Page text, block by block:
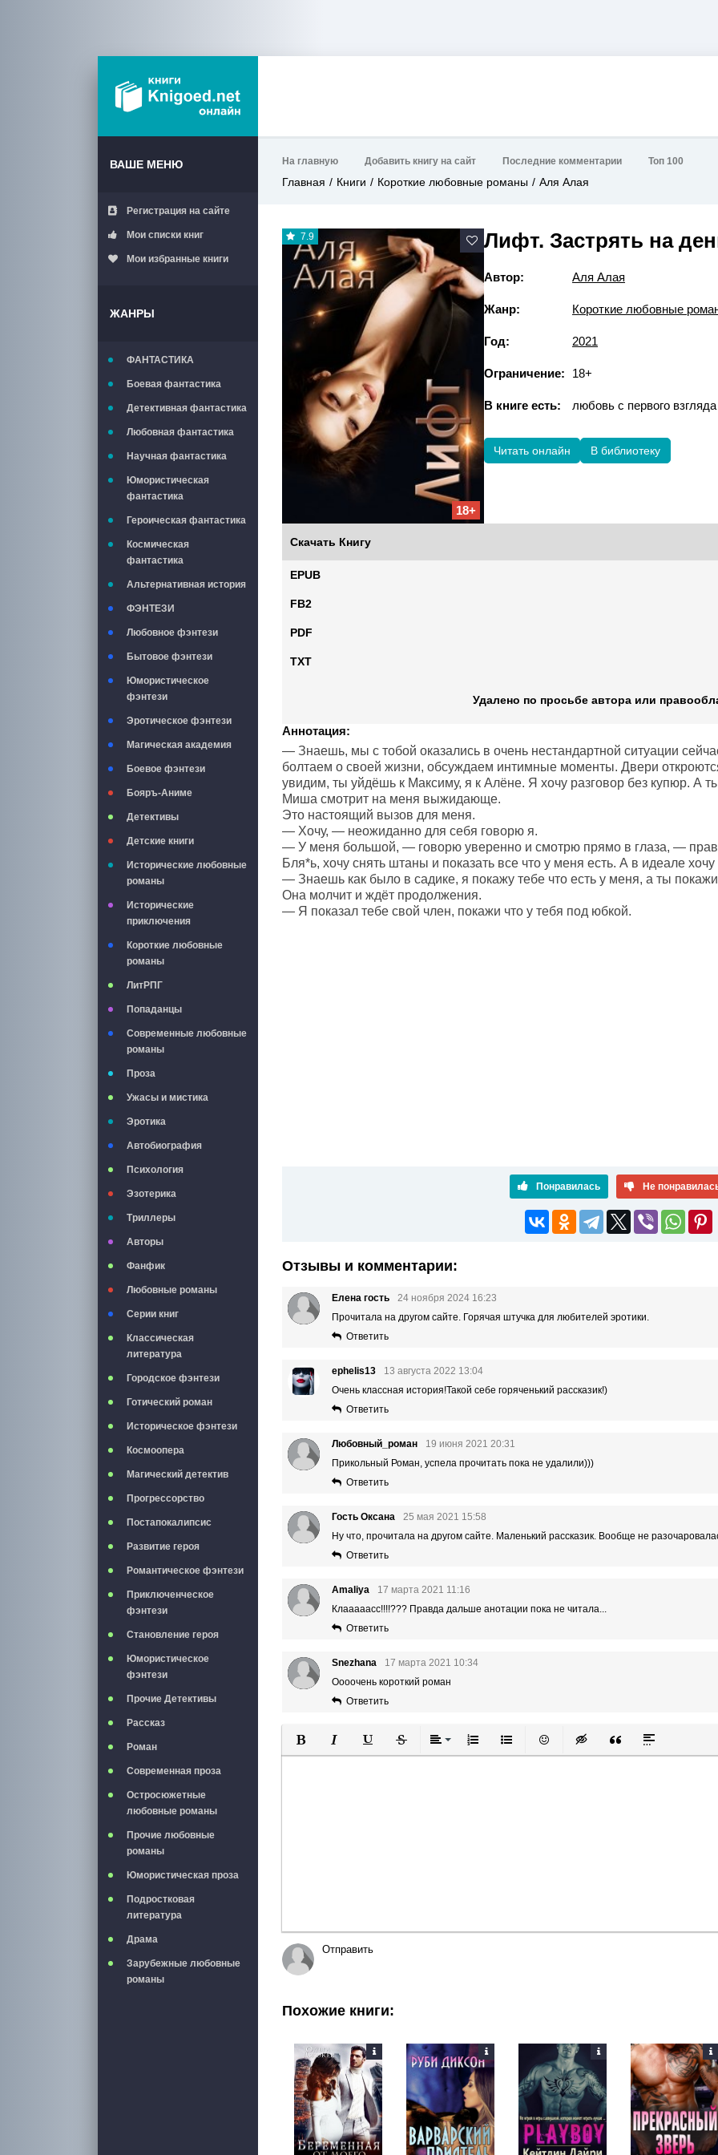
ВАШЕ МЕНЮ
Регистрация на сайте
Мои списки книг
Мои избранные книги
ЖАНРЫ
ФАНТАСТИКА
Боевая фантастика
Детективная фантастика
Любовная фантастика
Научная фантастика
Юмористическая
фантастика
Героическая фантастика
Космическая
фантастика
Альтернативная история
ФЭНТЕЗИ
Любовное фэнтези
Бытовое фэнтези
Юмористическое
фэнтези
Эротическое фэнтези
Магическая академия
Боевое фэнтези
Бояръ-Аниме
Детективы
Детские книги
Исторические любовные
романы
Исторические
приключения
Короткие любовные
романы
ЛитРПГ
Попаданцы
Современные любовные
романы
Проза
Ужасы и мистика
Эротика
Автобиография
Психология
Эзотерика
Триллеры
Авторы
Фанфик
Любовные романы
Серии книг
Классическая
литература
Городское фэнтези
Готический роман
Историческое фэнтези
Космоопера
Магический детектив
Прогрессорство
Постапокалипсис
Развитие героя
Романтическое фэнтези
Приключенческое
фэнтези
Становление героя
Юмористическое
фэнтези
Прочие Детективы
Рассказ
Роман
Современная проза
Остросюжетные
любовные романы
Прочие любовные
романы
Юмористическая проза
Подростковая
литература
Драма
Зарубежные любовные
романы
На главную Добавить книгу на сайт Последние комментарии Топ 100
Главная Книги Короткие любовные романы Аля Алая
7.9
18+
Лифт. Застрять на
Автор: Аля Алая
Жанр: Короткие любовные
Год: 2021
Ограничение: 18+
В книге есть: любовь с первого
Читать онлайн В библиотеку
Скачать Книгу
EPUB
FB2
PDF
TXT
Удалено по просьбе автора или
Аннотация:
— Знаешь, мы с тобой оказались в очень нестандартной ситуации
болтаем о своей жизни, обсуждаем интимные моменты. Двери
увидим, ты уйдёшь к Максиму, я к Алёне. Я хочу разговор без купюр. А
Миша смотрит на меня выжидающе.
Это настоящий вызов для меня.
— Хочу, — неожиданно для себя говорю я.
— У меня большой, — говорю уверенно и смотрю прямо в глаза, —
Бля*ь, хочу снять штаны и показать все что у меня есть. А в идеале
— Знаешь как было в садике, я покажу тебе что есть у меня, а ты покажи
Она молчит и ждёт продолжения.
— Я показал тебе свой член, покажи что у тебя под юбкой.
Понравилась Не
Отзывы и комментарии:
Елена гость
24 ноября 2024 16:23
Прочитала на другом сайте. Горячая штучка для любителей эротики.
Ответить
ephelis13
13 августа 2022 13:04
Очень классная история!Такой себе горяченький рассказик!)
Ответить
Любовный_роман
19 июня 2021 20:31
Прикольный Роман, успела прочитать пока не удалили)))
Ответить
Гость Оксана
25 мая 2021 15:58
Ну что, прочитала на другом сайте. Маленький рассказик. Вообще не
Ответить
Amaliya
17 марта 2021 11:16
Клааааасс!!!!??? Правда дальше анотации пока не читала...
Ответить
Snezhana
17 марта 2021 10:34
Оооочень короткий роман
Ответить
Полужирный
КурсивПодчеркнутый
ЗачеркнутыйВыравнивание
Нумерованный список
Маркированный список
Вставить смайлик
Вставка скрытого текста
Вставка цитаты
Вставка
Отправить
Похожие книги: